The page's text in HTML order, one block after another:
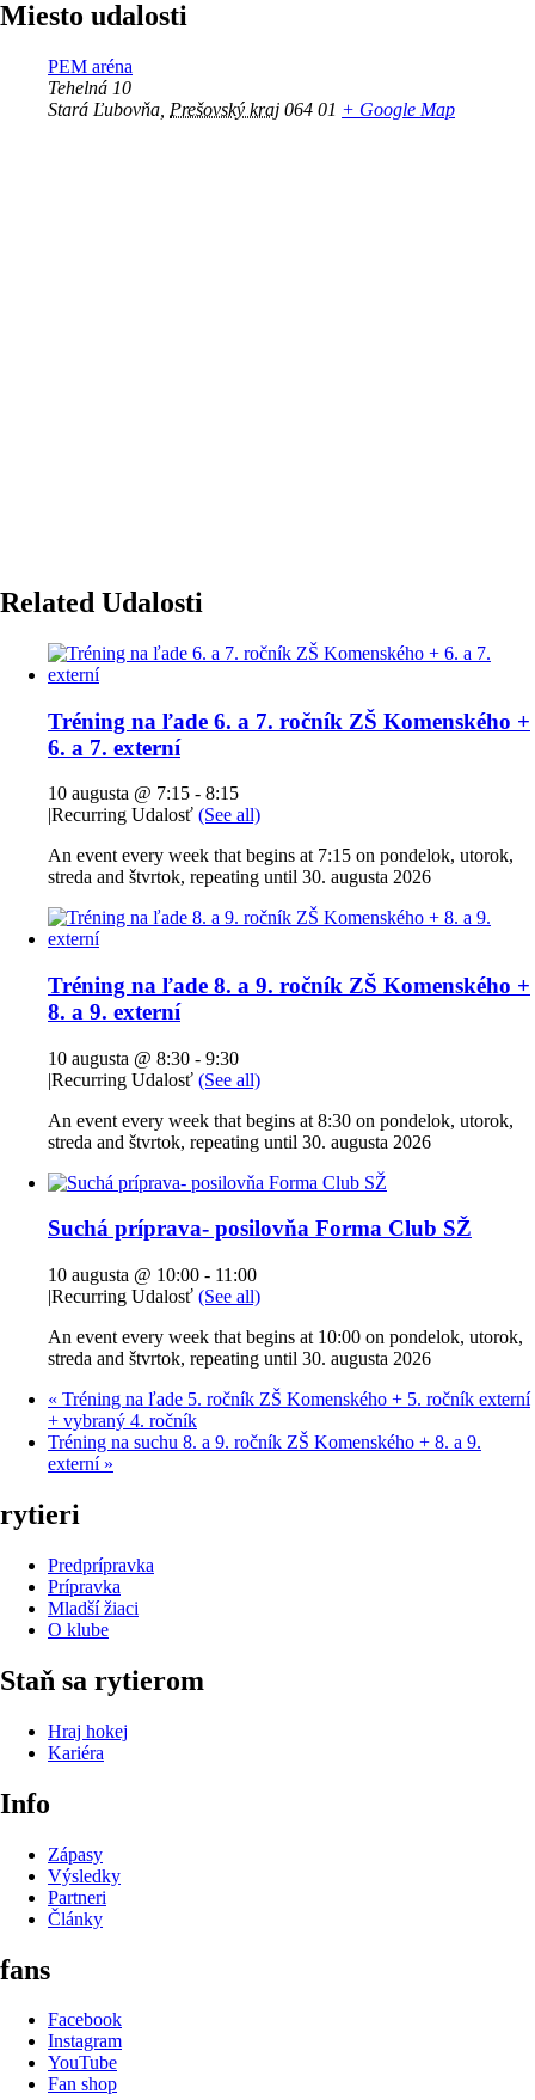
Miesto udalosti
PEM aréna
Tehelná 10
Stará Ľubovňa Prešovský kraj 064 01 + Google Map
Related Udalosti
Tréning na ľade 6. a 7. ročník ZŠ Komenského +
6. a 7. externí
10 augusta @ 7:15 - 8:15
|Recurring Udalosť (See all)
An event every week that begins at 7:15 on pondelok, utorok,
streda and štvrtok, repeating until 30. augusta 2026
Tréning na ľade 8. a 9. ročník ZŠ Komenského +
8. a 9. externí
10 augusta @ 8:30 - 9:30
|Recurring Udalosť (See all)
An event every week that begins at 8:30 on pondelok, utorok,
streda and štvrtok, repeating until 30. augusta 2026
Suchá príprava- posilovňa Forma Club SŽ
10 augusta @ 10:00 - 11:00
|Recurring Udalosť (See all)
An event every week that begins at 10:00 on pondelok, utorok,
streda and štvrtok, repeating until 30. augusta 2026
« Tréning na ľade 5. ročník ZŠ Komenského + 5. ročník externí
+ vybraný 4. ročník
Tréning na suchu 8. a 9. ročník ZŠ Komenského + 8. a 9.
externí »
rytieri
Predprípravka
Prípravka
Mladší žiaci
O klube
Staň sa rytierom
Hraj hokej
Kariéra
Info
Zápasy
Výsledky
Partneri
Články
fans
Facebook
Instagram
YouTube
Fan shop